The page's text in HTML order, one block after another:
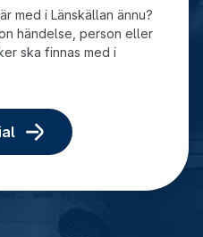
med i Länskällan ännu?
händelse, person eller
ska finnas med i